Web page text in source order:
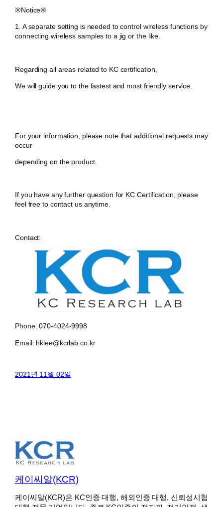
​※Notice※
1. A separate setting is needed to control wireless functions by
connecting wireless samples to a jig or the like.
Regarding all areas related to KC certification,
We will guide you to the fastest and most friendly service.
For your information, please note that additional requests may
occur
depending on the product.
If you have any further question for KC Certification, please
feel free to contact us anytime.
Contact:
Phone: 070-4024-9998
Email: hklee@kcrlab.co.kr
2021년 11월 02일
케이씨알(KCR)
케이씨알(KCR)은 KC인증 대행, 해외인증 대행, 신뢰성시험